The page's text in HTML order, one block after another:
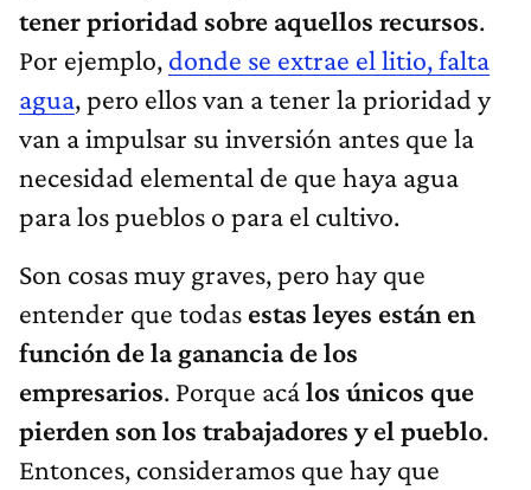
tener prioridad sobre aquellos recursos.
Por ejemplo, donde se extrae el litio, falta
agua, pero ellos van a tener la prioridad y
van a impulsar su inversión antes que la
necesidad elemental de que haya agua
para los pueblos o para el cultivo.
Son cosas muy graves, pero hay que
entender que todas estas leyes están en
función de la ganancia de los
empresarios. Porque acálos únicos que
pierden son los trabajadores y el pueblo.
Entonces, consideramos que hay que